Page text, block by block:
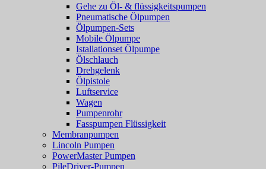
Gehe zu Öl- & flüssigkeitspumpen
Pneumatische Ölpumpen
Ölpumpen-Sets
Mobile Ölpumpe
Istallationset Ölpumpe
Ölschlauch
Drehgelenk
Ölpistole
Luftservice
Wagen
Pumpenrohr
Fasspumpen Flüssigkeit
Membranpumpen
Lincoln Pumpen
PowerMaster Pumpen
PileDriver-Pumpen